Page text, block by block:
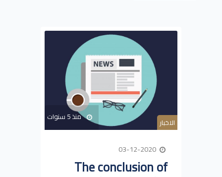
الاخبار منذ 5 سنوات
The conclusion of